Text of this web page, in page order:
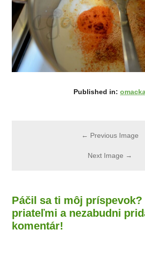
Published in:
← Previous Image
Next Image →
Páčil sa ti môj
priateľmi a nezabudni
komentár!